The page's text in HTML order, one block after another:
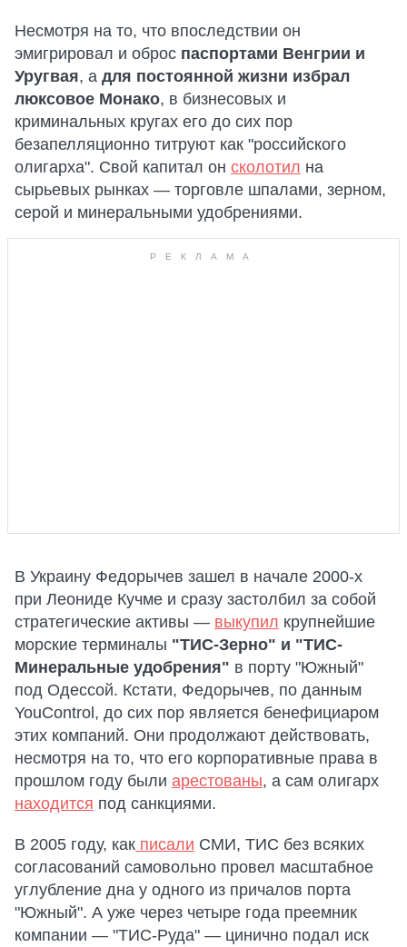
Несмотря на то, что впоследствии он
эмигрировал и оброс паспортами Венгрии и
Уругвая, а для постоянной жизни избрал
люксовое Монако, в бизнесовых и
криминальных кругах его до сих пор
безапелляционно титруют как "российского
олигарха". Свой капитал он сколотил на
сырьевых рынках — торговле шпалами, зерном,
серой и минеральными удобрениями.
В Украину Федорычев зашел в начале 2000-х
при Леониде Кучме и сразу застолбил за собой
стратегические активы — выкупил крупнейшие
морские терминалы "ТИС-Зерно" и "ТИС-
Минеральные удобрения" в порту "Южный"
под Одессой. Кстати, Федорычев, по данным
YouControl, до сих пор является бенефициаром
этих компаний. Они продолжают действовать,
несмотря на то, что его корпоративные права в
прошлом году были арестованы, а сам олигарх
находится под санкциями.
В 2005 году, как писали СМИ, ТИС без всяких
согласований самовольно провел масштабное
углубление дна у одного из причалов порта
"Южный". А уже через четыре года преемник
компании — "ТИС-Руда" — цинично подал иск